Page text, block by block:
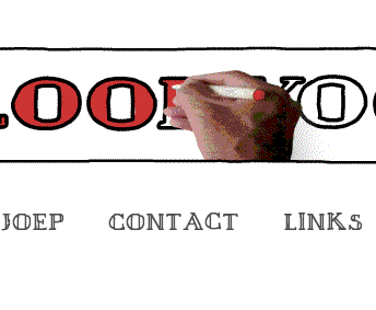
Joep Contact Links